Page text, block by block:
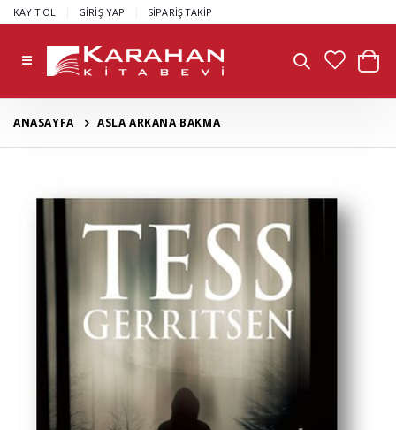
KAYIT OL GİRİŞ YAP SİPARİŞ TAKİP
ANASAYFA ASLA ARKANA BAKMA